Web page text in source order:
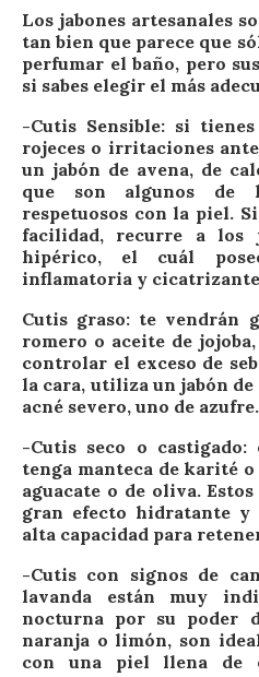
Los jabones artesanales
tan bien que parece que
perfumar el baño, pero
si sabes elegir el más
-Cutis Sensible: si
rojeces o irritaciones
un jabón de avena, de
que son algunos de
respetuosos con la piel.
facilidad, recurre a los
hipérico, el cuál
inflamatoria y
Cutis graso: te vendrán
romero o aceite de
controlar el exceso de
la cara, utiliza un jabón de
acné severo, uno de azufre.
-Cutis seco o
tenga manteca de karité
aguacate o de oliva.
gran efecto hidratante y
alta capacidad para
-Cutis con signos de
lavanda están muy
nocturna por su poder
naranja o limón, son
con una piel llena de